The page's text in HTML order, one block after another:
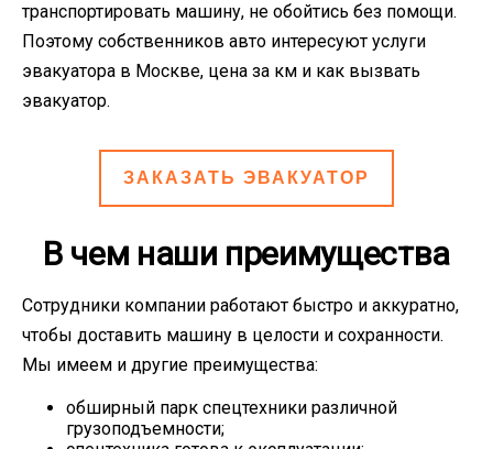
транспортировать машину, не обойтись без помощи.
Поэтому собственников авто интересуют услуги
эвакуатора в Москве, цена за км и как вызвать
эвакуатор.
ЗАКАЗАТЬ ЭВАКУАТОР
В чем наши преимущества
Сотрудники компании работают быстро и аккуратно,
чтобы доставить машину в целости и сохранности.
Мы имеем и другие преимущества:
обширный парк спецтехники различной
грузоподъемности;